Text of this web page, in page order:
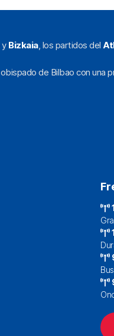
y Bizkaia, los partidos del
de Bilbao con una